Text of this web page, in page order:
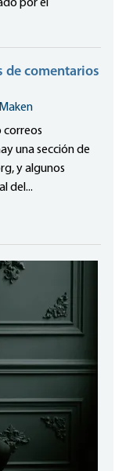
por el
de comentarios
correos
una sección de
y algunos
del...